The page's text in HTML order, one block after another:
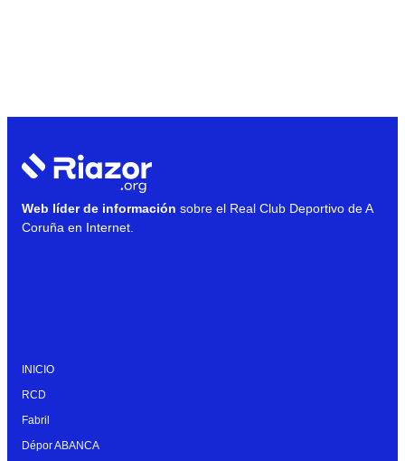
Web líder de información sobre el Real Club Deportivo de A
Coruña en Internet.
INICIO
RCD
Fabril
Dépor ABANCA